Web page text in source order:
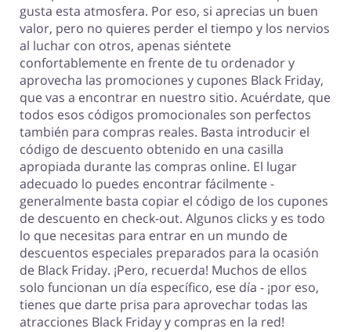
gusta esta atmosfera. Por eso, si aprecias un buen
valor, pero no quieres perder el tiempo y los nervios
al luchar con otros, apenas siéntete
confortablemente en frente de tu ordenador y
aprovecha las promociones y cupones Black Friday,
que vas a encontrar en nuestro sitio. Acuérdate, que
todos esos códigos promocionales son perfectos
también para compras reales. Basta introducir el
código de descuento obtenido en una casilla
apropiada durante las compras online. El lugar
adecuado lo puedes encontrar fácilmente -
generalmente basta copiar el código de los cupones
de descuento en check-out. Algunos clicks y es todo
lo que necesitas para entrar en un mundo de
descuentos especiales preparados para la ocasión
de Black Friday. ¡Pero, recuerda! Muchos de ellos
solo funcionan un día específico, ese día - ¡por eso,
tienes que darte prisa para aprovechar todas las
atracciones Black Friday y compras en la red!